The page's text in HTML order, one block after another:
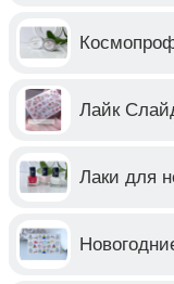
Лайк
Лаки для